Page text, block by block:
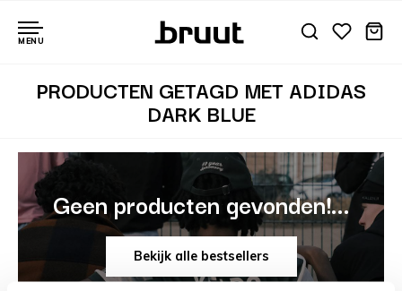
MENU
PRODUCTEN GETAGD MET ADIDAS
DARK BLUE
Geen producten gevonden!...
Bekijk alle bestsellers